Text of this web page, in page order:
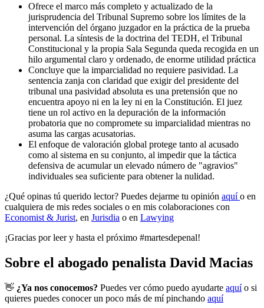
Ofrece el marco más completo y actualizado de la
jurisprudencia del Tribunal Supremo sobre los límites de la
intervención del órgano juzgador en la práctica de la prueba
personal. La síntesis de la doctrina del TEDH, el Tribunal
Constitucional y la propia Sala Segunda queda recogida en un
hilo argumental claro y ordenado, de enorme utilidad práctica
Concluye que la imparcialidad no requiere pasividad. La
sentencia zanja con claridad que exigir del presidente del
tribunal una pasividad absoluta es una pretensión que no
encuentra apoyo ni en la ley ni en la Constitución. El juez
tiene un rol activo en la depuración de la información
probatoria que no compromete su imparcialidad mientras no
asuma las cargas acusatorias.
El enfoque de valoración global protege tanto al acusado
como al sistema en su conjunto, al impedir que la táctica
defensiva de acumular un elevado número de "agravios"
individuales sea suficiente para obtener la nulidad.
¿Qué opinas tú querido lector? Puedes dejarme tu opinión aquío en
cualquiera de mis redes sociales o en mis colaboraciones con
Economist & Jurist, en Jurisdia o en Lawying
¡Gracias por leer y hasta el próximo #martesdepenal!
Sobre el abogado penalista David Macias
👋 ¿Ya nos conocemos? Puedes ver cómo puedo ayudarte aquío si
quieres puedes conocer un poco más de mí pinchando aquí